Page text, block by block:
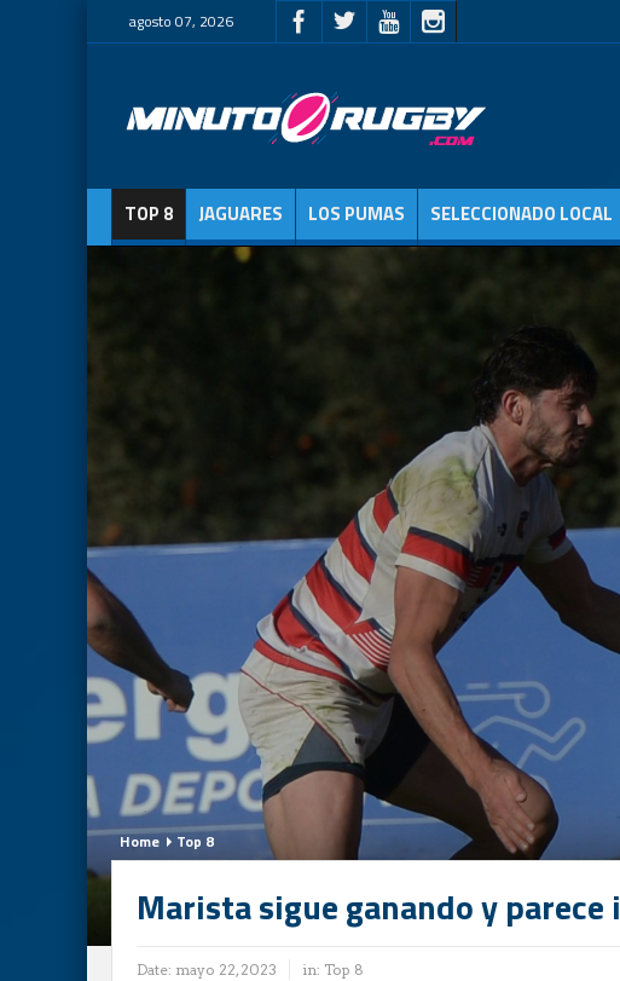
agosto 07, 2026
TOP 8 JAGUARES LOS PUMAS SELECCIONADO LOCAL
Home Top 8
Marista sigue ganando y
Date: mayo 22, 2023 in: Top 8